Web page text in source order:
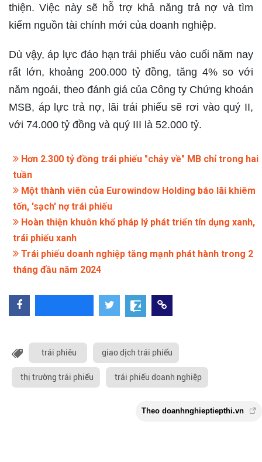
thiện. Việc này sẽ hỗ trợ khả năng trả nợ và tìm
kiếm nguồn tài chính mới của doanh nghiệp.
Dù vậy, áp lực đáo hạn trái phiếu vào cuối năm nay
rất lớn, khoảng 200.000 tỷ đồng, tăng 4% so với
năm ngoái, theo đánh giá của Công ty Chứng khoán
MSB, áp lực trả nợ, lãi trái phiếu sẽ rơi vào quý II,
với 74.000 tỷ đồng và quý III là 52.000 tỷ.
Hơn 2.300 tỷ đồng trái phiếu "chảy về" MB chỉ trong hai
tuần
Một thành viên của Eurowindow Holding báo lãi khiêm
tốn, 'sạch' nợ trái phiếu
Hoàn thiện khuôn khổ pháp lý phát triển tín dụng xanh,
trái phiếu xanh
Trái phiếu doanh nghiệp tăng mạnh phát hành trong 2
tháng đầu năm 2024
trái phiêu giao dịch trái phiếu
thị trường trái phiếu trái phiếu doanh nghiệp